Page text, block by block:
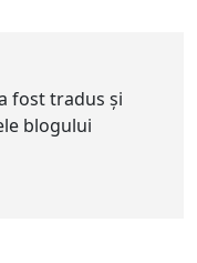
fost tradus și
blogului